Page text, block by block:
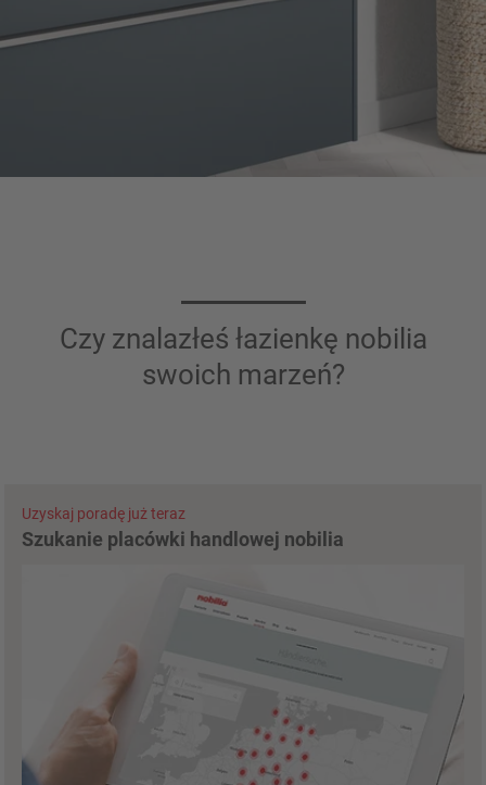
Czy znalazłeś łazienkę nobilia
swoich marzeń?
Uzyskaj poradę już teraz
Szukanie placówki handlowej nobilia